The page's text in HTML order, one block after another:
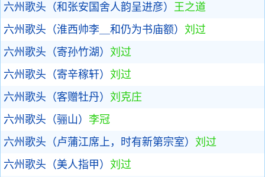
六州歌头（和张安国舍人韵呈进彦） 王之道
六州歌头（淮西帅李＿和仍为书庙额） 刘过
六州歌头（寄孙竹湖） 刘过
六州歌头（寄辛稼轩） 刘过
六州歌头（客赠牡丹） 刘克庄
六州歌头（骊山） 李冠
六州歌头（卢蒲江席上，时有新第宗室） 刘过
六州歌头（美人指甲） 刘过